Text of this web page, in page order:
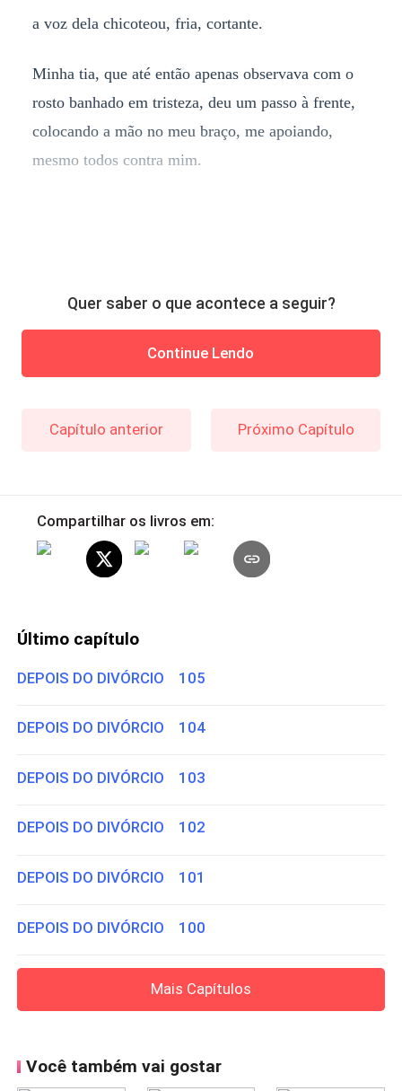
a voz dela chicoteou, fria, cortante.
Minha tia, que até então apenas observava com o
rosto banhado em tristeza, deu um passo à frente,
colocando a mão no meu braço, me apoiando,
mesmo todos contra mim.
Quer saber o que acontece a seguir?
Continue Lendo
Capítulo anterior Próximo Capítulo
Compartilhar os livros em:
Último capítulo
DEPOIS DO DIVÓRCIO 105
DEPOIS DO DIVÓRCIO 104
DEPOIS DO DIVÓRCIO 103
DEPOIS DO DIVÓRCIO 102
DEPOIS DO DIVÓRCIO 101
DEPOIS DO DIVÓRCIO 100
Mais Capítulos
Você também vai gostar